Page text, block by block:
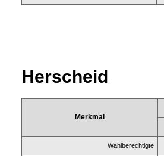
Herscheid
Merkmal
Wahlberechtigte